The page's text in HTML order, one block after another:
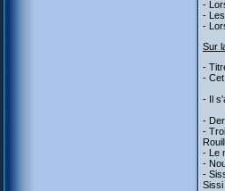
-
-
-
Sur
-
-
- Il
-
-
- Le
-
-
Sissi